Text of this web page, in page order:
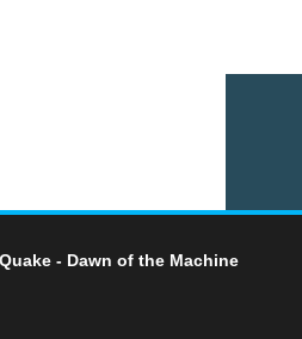
- Dawn of the Machine